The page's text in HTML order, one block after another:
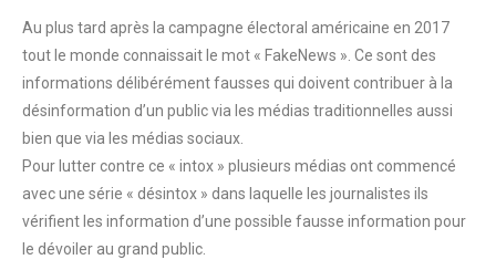
Au plus tard après la campagne électoral américaine en 2017
tout le monde connaissait le mot « FakeNews ». Ce sont des
informations délibérément fausses qui doivent contribuer à la
désinformation d’un public via les médias traditionnelles aussi
bien que via les médias sociaux.
Pour lutter contre ce « intox » plusieurs médias ont commencé
avec une série « désintox » dans laquelle les journalistes ils
vérifient les information d’une possible fausse information pour
le dévoiler au grand public.